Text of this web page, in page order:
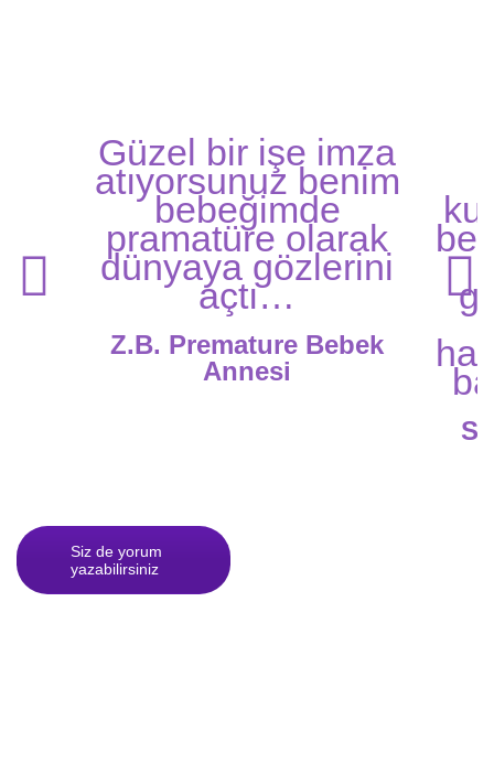
Güzel bir işe imza
atıyorsunuz benim
bebeğimde
pramatüre olarak
dünyaya gözlerini
açtı…
Z.B. Premature Bebek
Annesi
Siz de yorum
yazabilirsiniz